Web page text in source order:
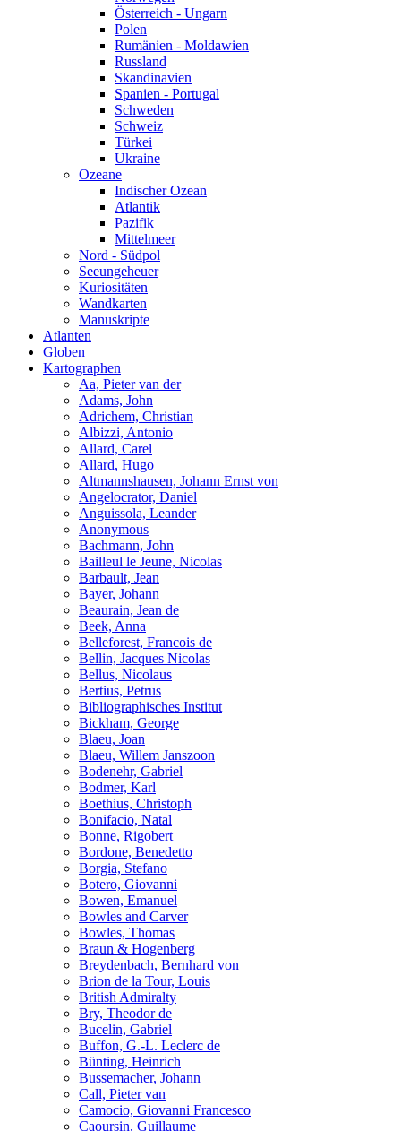
Österreich - Ungarn
Polen
Rumänien - Moldawien
Russland
Skandinavien
Spanien - Portugal
Schweden
Schweiz
Türkei
Ukraine
Ozeane
Indischer Ozean
Atlantik
Pazifik
Mittelmeer
Nord - Südpol
Seeungeheuer
Kuriositäten
Wandkarten
Manuskripte
Atlanten
Globen
Kartographen
Aa, Pieter van der
Adams, John
Adrichem, Christian
Albizzi, Antonio
Allard, Carel
Allard, Hugo
Altmannshausen, Johann Ernst von
Angelocrator, Daniel
Anguissola, Leander
Anonymous
Bachmann, John
Bailleul le Jeune, Nicolas
Barbault, Jean
Bayer, Johann
Beaurain, Jean de
Beek, Anna
Belleforest, Francois de
Bellin, Jacques Nicolas
Bellus, Nicolaus
Bertius, Petrus
Bibliographisches Institut
Bickham, George
Blaeu, Joan
Blaeu, Willem Janszoon
Bodenehr, Gabriel
Bodmer, Karl
Boethius, Christoph
Bonifacio, Natal
Bonne, Rigobert
Bordone, Benedetto
Borgia, Stefano
Botero, Giovanni
Bowen, Emanuel
Bowles and Carver
Bowles, Thomas
Braun & Hogenberg
Breydenbach, Bernhard von
Brion de la Tour, Louis
British Admiralty
Bry, Theodor de
Bucelin, Gabriel
Buffon, G.-L. Leclerc de
Bünting, Heinrich
Bussemacher, Johann
Call, Pieter van
Camocio, Giovanni Francesco
Caoursin, Guillaume